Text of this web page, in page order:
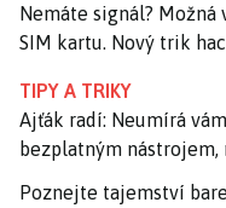
Nemáte signál? Možná
SIM kartu. Nový trik
TIPY A TRIKY
Ajťák radí: Neumírá
bezplatným
Poznejte tajemství